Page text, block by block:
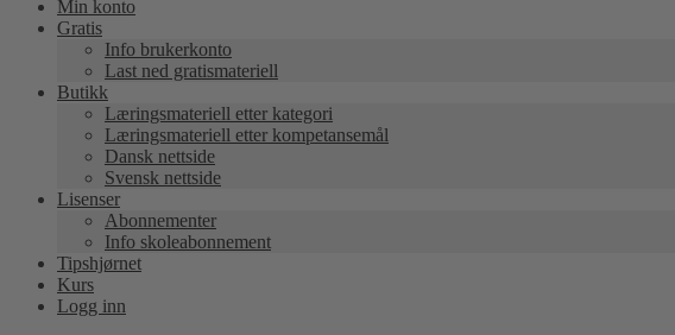
Min konto
Gratis
Info brukerkonto
Last ned gratismateriell
Butikk
Læringsmateriell etter kategori
Læringsmateriell etter kompetansemål
Dansk nettside
Svensk nettside
Lisenser
Abonnementer
Info skoleabonnement
Tipshjørnet
Kurs
Logg inn